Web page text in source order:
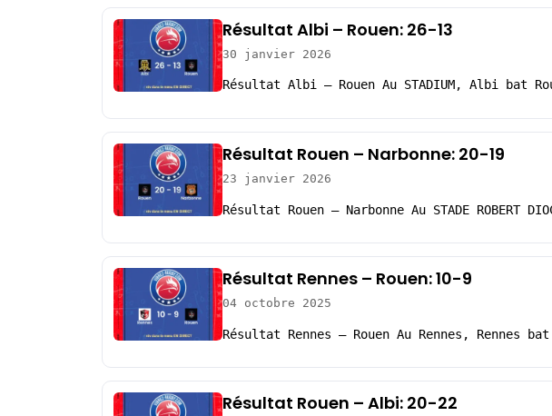
Résultat Albi – Rouen: 26-13
30 janvier 2026
Résultat Albi – Rouen Au STADIUM, Albi bat
Résultat Rouen – Narbonne: 20-19
23 janvier 2026
Résultat Rouen – Narbonne Au STADE ROBERT
Résultat Rennes – Rouen: 10-9
04 octobre 2025
Résultat Rennes – Rouen Au Rennes, Rennes
Résultat Rouen – Albi: 20-22